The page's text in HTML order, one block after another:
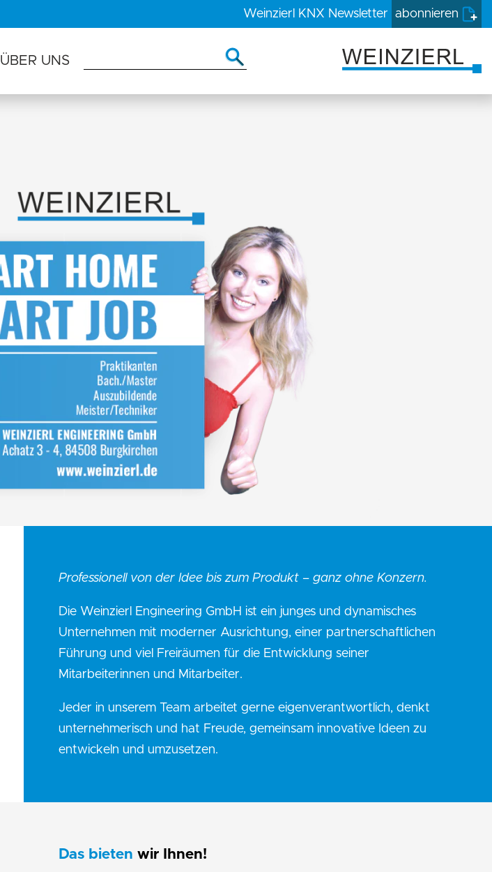
Weinzierl KNX Newsletter abonnieren
ÜBER UNS
Professionell von der Idee bis zum Produkt – ganz ohne Konzern.
Die Weinzierl Engineering GmbH ist ein junges und dynamisches
Unternehmen mit moderner Ausrichtung, einer partnerschaftlichen
Führung und viel Freiräumen für die Entwicklung seiner
Mitarbeiterinnen und Mitarbeiter.
Jeder in unserem Team arbeitet gerne eigenverantwortlich, denkt
unternehmerisch und hat Freude, gemeinsam innovative Ideen zu
entwickeln und umzusetzen.
Das bieten wir Ihnen!